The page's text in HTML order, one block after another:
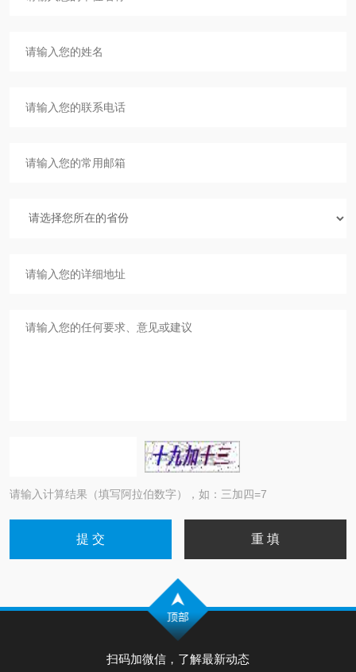
请输入计算结果（填写阿拉伯数字），如：三加四=7
扫码加微信，了解最新动态